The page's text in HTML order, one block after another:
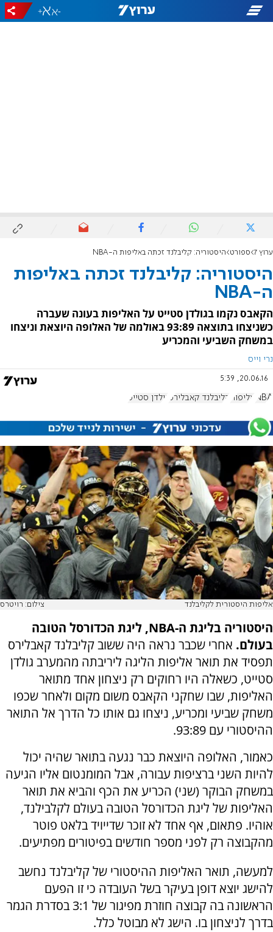
-
+
ערוץ 7 ספורט היסטוריה: קליבלנד זכתה באליפות ה-NBA
היסטוריה: קליבלנד זכתה באליפות
ה-NBA
הקאבס נקמו בגולדן סטייט על האליפות בעונה שעברה
כשניצחו בתוצאה 93:89 באולמה של האלופה היוצאת וניצחו
במשחק השביעי והמכריע
נרי וייס
20.06.16, 5:39
NBA אליפות קליבלנד קאבלירס גולדן סטייט
אליפות היסטורית לקליבלנד צילום: רויטרס
היסטוריה בליגת ה-NBA, ליגת הכדורסל הטובה
בעולם. אחרי שכבר נראה היה ששוב קליבלנד קאבלירס
תפסיד את תואר אליפות הליגה ליריבתה מהמערב גולדן
סטייט, כשאלה היו רחוקים רק ניצחון אחד מתואר
האליפות, שבו שחקני הקאבס משום מקום ולאחר שכפו
משחק שביעי ומכריע, ניצחו גם אותו כל הדרך אל התואר
ההיסטורי עם 93:89.
כאמור, האלופה היוצאת כבר נגעה בתואר שהיה יכול
להיות השני ברציפות עבורה, אבל המומנטום אליו הגיעה
במשחק הבוקר (שני) הכריע את הכף והביא את תואר
האליפות של ליגת הכדורסל הטובה בעולם לקלבילנד,
אוהיו. פתאום, אף אחד לא זוכר שדייויד בלאט פוטר
מהקבוצה רק לפני מספר חודשים בפיטורים מפתיעים.
למעשה, תואר האליפות ההיסטורי של קליבלנד נחשב
להישג יוצא דופן בעיקר בשל העובדה כי זו הפעם
הראשונה בה קבוצה חוזרת מפיגור של 3:1 בסדרת הגמר
בדרך לניצחון בו. הישג לא מבוטל כלל.